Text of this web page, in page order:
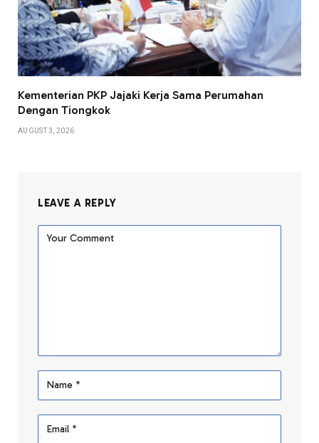
Kementerian PKP Jajaki Kerja Sama Perumahan
Dengan Tiongkok
AUGUST 3, 2026
LEAVE A REPLY